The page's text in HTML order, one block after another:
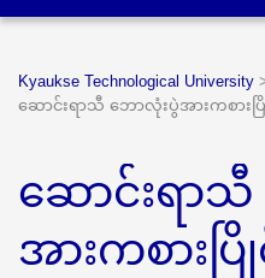
Kyaukse Technological University
ဆောင်းရာသီ ဘောလုံးပွဲအားကစားပြို
ဆောင်းရာ
အားကစားပ